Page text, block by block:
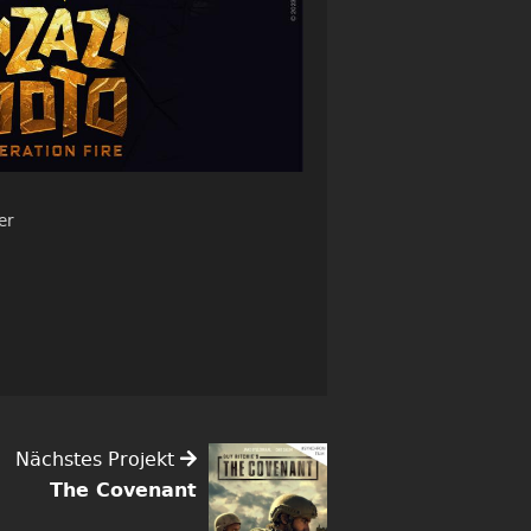
Nächstes Projekt
The Covenant